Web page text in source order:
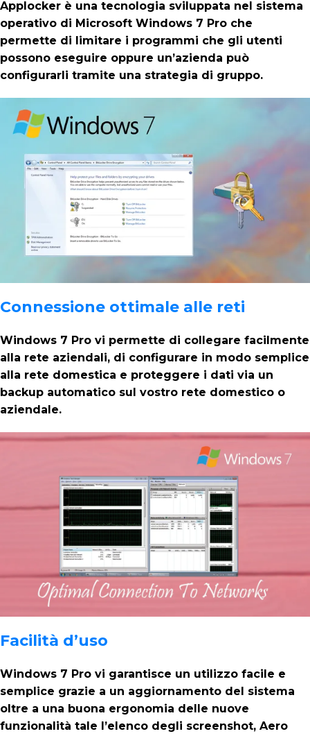
Applocker è una tecnologia sviluppata nel sistema
operativo di Microsoft Windows 7 Pro che
permette di limitare i programmi che gli utenti
possono eseguire oppure un’azienda può
configurarli tramite una strategia di gruppo.
Connessione ottimale alle reti
Windows 7 Pro vi permette di collegare facilmente
alla rete aziendali, di configurare in modo semplice
alla rete domestica e proteggere i dati via un
backup automatico sul vostro rete domestico o
aziendale.
Facilità d’uso
Windows 7 Pro vi garantisce un utilizzo facile e
semplice grazie a un aggiornamento del sistema
oltre a una buona ergonomia delle nuove
funzionalità tale l’elenco degli screenshot, Aero